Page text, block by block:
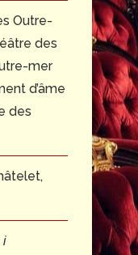
Outre-
des
mer
d’âme
des
i